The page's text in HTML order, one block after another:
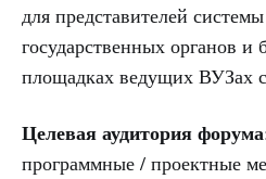
для представителей
государственных органов и
площадках ведущих ВУЗах
Целевая аудитория форума
программные / проектные